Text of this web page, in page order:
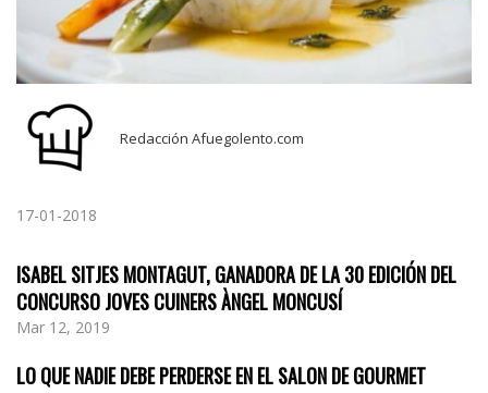
Redacción Afuegolento.com
17-01-2018
ISABEL SITJES MONTAGUT, GANADORA DE LA 30 EDICIÓN DEL
CONCURSO JOVES CUINERS ÀNGEL MONCUSÍ
Mar 12, 2019
LO QUE NADIE DEBE PERDERSE EN EL SALON DE GOURMET